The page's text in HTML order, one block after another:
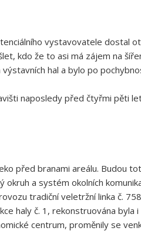
vystavovatele dostal
kdo že to asi má zájem na
hal a bylo po
naposledy před čtyřmi pěti
před branami areálu. Budou
a systém okolních
tradiční veletržní linka č.
haly č. 1, rekonstruována byla i
centrum, proměnily se